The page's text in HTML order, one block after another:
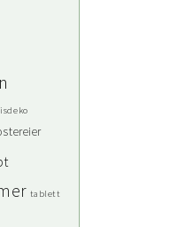
tablett